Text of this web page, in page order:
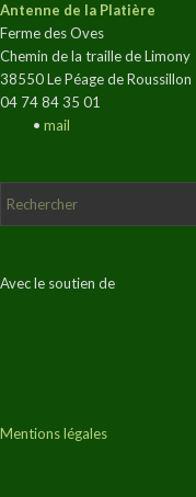
Antenne de la Platière
Ferme des Oves
Chemin de la traille de Limony
38550 Le Péage de Roussillon
04 74 84 35 01
• mail
Avec le soutien de
Mentions légales